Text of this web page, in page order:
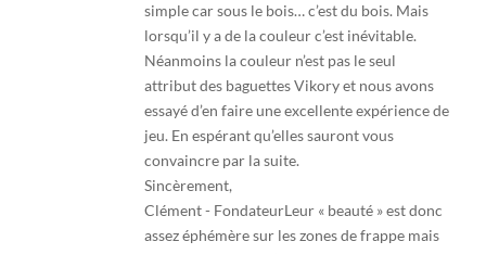
simple car sous le bois… c’est du bois. Mais
lorsqu’il y a de la couleur c’est inévitable.
Néanmoins la couleur n’est pas le seul
attribut des baguettes Vikory et nous avons
essayé d’en faire une excellente expérience de
jeu. En espérant qu’elles sauront vous
convaincre par la suite.
Sincèrement,
Clément - FondateurLeur « beauté » est donc
assez éphémère sur les zones de frappe mais